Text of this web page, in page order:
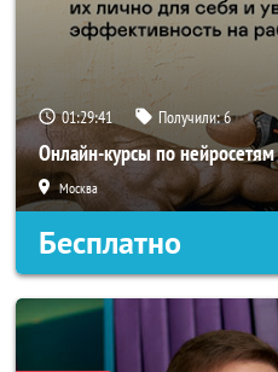
01:29:41 Получили:6
Онлайн-курсы по
Москва
Бесплатно